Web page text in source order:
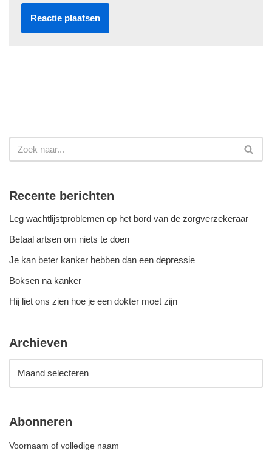
Recente berichten
Leg wachtlijstproblemen op het bord van de zorgverzekeraar
Betaal artsen om niets te doen
Je kan beter kanker hebben dan een depressie
Boksen na kanker
Hij liet ons zien hoe je een dokter moet zijn
Archieven
Abonneren
Voornaam of volledige naam